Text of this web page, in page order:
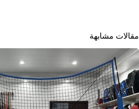
مقالات مشابهة